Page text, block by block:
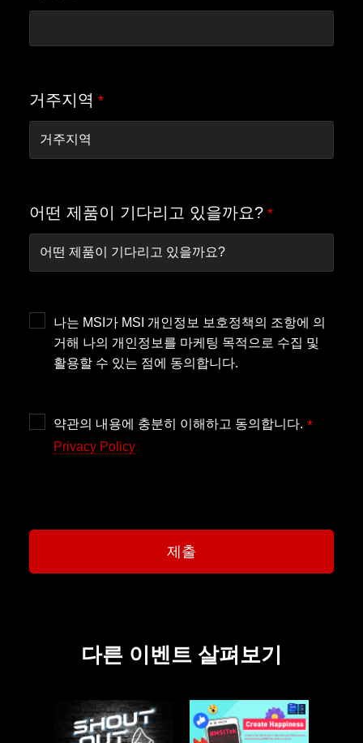
거주지역 *
어떤 제품이 기다리고 있을까요? *
나는 MSI가 MSI 개인정보 보호정책의 조항에 의
거해 나의 개인정보를 마케팅 목적으로 수집 및
활용할 수 있는 점에 동의합니다.
약관의 내용에 충분히 이해하고 동의합니다. *
Privacy Policy
제출
다른 이벤트 살펴보기